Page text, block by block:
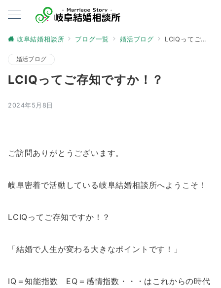
岐阜結婚相談所 ブログ一覧 婚活ブログ LCIQってご存知ですか！？
婚活ブログ
LCIQってご存知ですか！？
2024年5月8日
ご訪問ありがとうございます。
岐阜密着で活動している岐阜結婚相談所へようこそ！
LCIQってご存知ですか！？
「結婚で人生が変わる大きなポイントです！」
IQ＝知能指数 EQ＝感情指数・・・はこれからの時代